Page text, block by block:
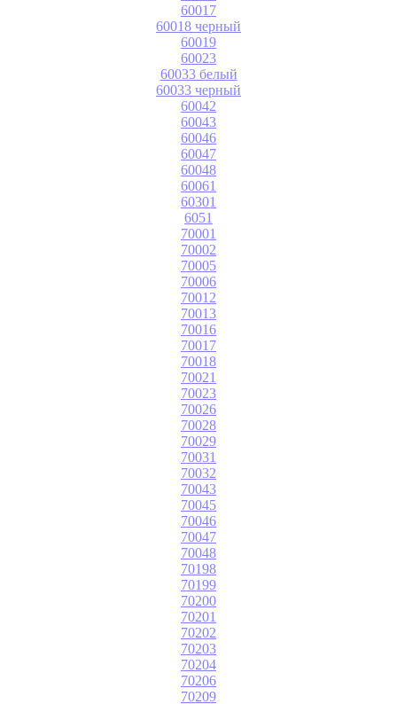
60017
60018 черный
60019
60023
60033 белый
60033 черный
60042
60043
60046
60047
60048
60061
60301
6051
70001
70002
70005
70006
70012
70013
70016
70017
70018
70021
70023
70026
70028
70029
70031
70032
70043
70045
70046
70047
70048
70198
70199
70200
70201
70202
70203
70204
70206
70209